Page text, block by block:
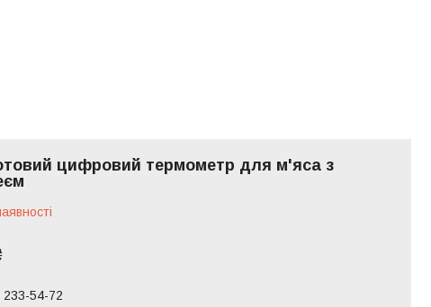
цифровий термометр для м'яса з
54-72